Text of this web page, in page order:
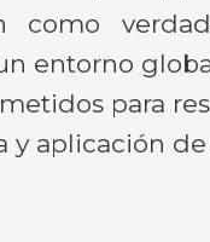
como
entorno
para
y aplicación